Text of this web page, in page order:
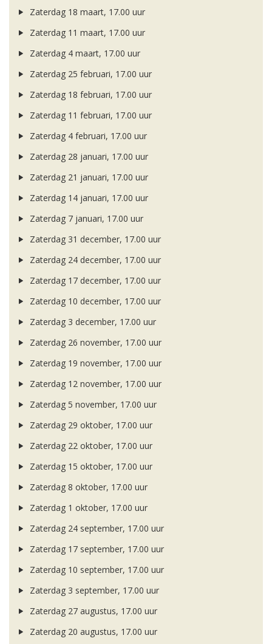
Zaterdag 18 maart, 17.00 uur
Zaterdag 11 maart, 17.00 uur
Zaterdag 4 maart, 17.00 uur
Zaterdag 25 februari, 17.00 uur
Zaterdag 18 februari, 17.00 uur
Zaterdag 11 februari, 17.00 uur
Zaterdag 4 februari, 17.00 uur
Zaterdag 28 januari, 17.00 uur
Zaterdag 21 januari, 17.00 uur
Zaterdag 14 januari, 17.00 uur
Zaterdag 7 januari, 17.00 uur
Zaterdag 31 december, 17.00 uur
Zaterdag 24 december, 17.00 uur
Zaterdag 17 december, 17.00 uur
Zaterdag 10 december, 17.00 uur
Zaterdag 3 december, 17.00 uur
Zaterdag 26 november, 17.00 uur
Zaterdag 19 november, 17.00 uur
Zaterdag 12 november, 17.00 uur
Zaterdag 5 november, 17.00 uur
Zaterdag 29 oktober, 17.00 uur
Zaterdag 22 oktober, 17.00 uur
Zaterdag 15 oktober, 17.00 uur
Zaterdag 8 oktober, 17.00 uur
Zaterdag 1 oktober, 17.00 uur
Zaterdag 24 september, 17.00 uur
Zaterdag 17 september, 17.00 uur
Zaterdag 10 september, 17.00 uur
Zaterdag 3 september, 17.00 uur
Zaterdag 27 augustus, 17.00 uur
Zaterdag 20 augustus, 17.00 uur